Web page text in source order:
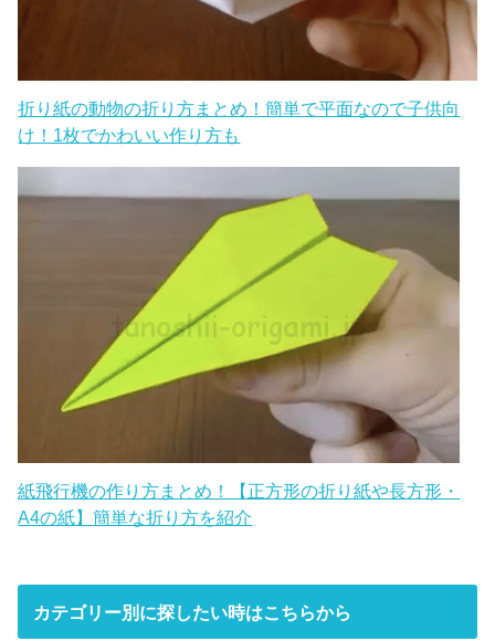
折り紙の動物の折り方まとめ！簡単で平面なので子供向
け！1枚でかわいい作り方も
紙飛行機の作り方まとめ！【正方形の折り紙や長方形・
A4の紙】簡単な折り方を紹介
カテゴリー別に探したい時はこちらから